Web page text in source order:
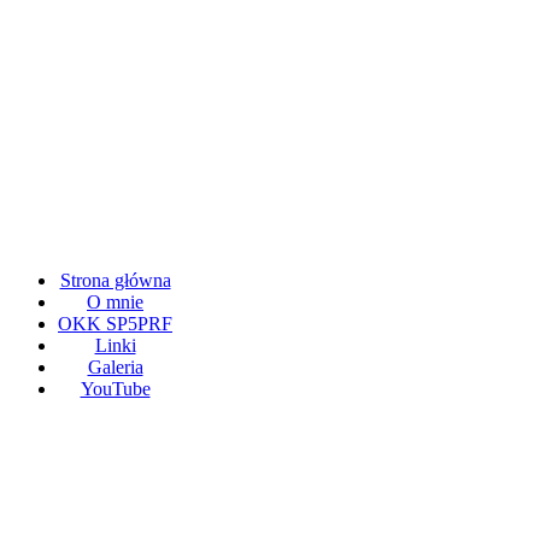
Strona główna
O mnie
OKK SP5PRF
Linki
Galeria
YouTube